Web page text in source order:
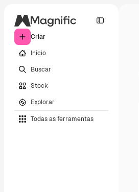
Criar
Início
Buscar
Stock
Explorar
Todas as ferramentas